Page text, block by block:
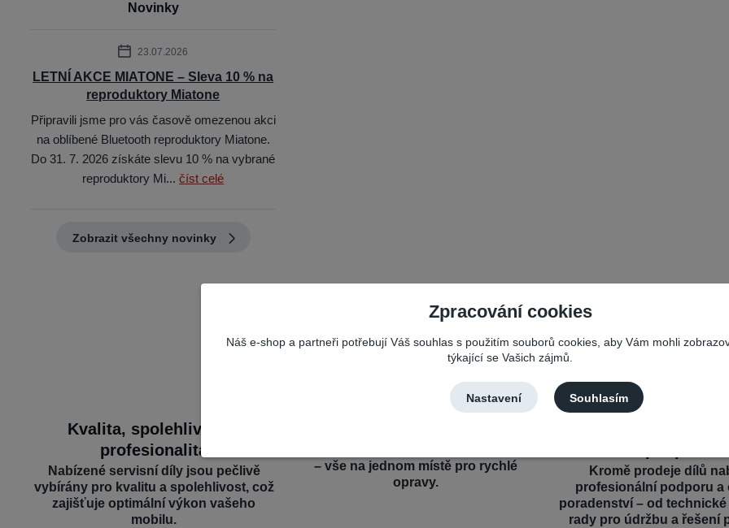
Novinky
23.07.2026
LETNÍ AKCE MIATONE – Sleva 10 % na
reproduktory Miatone
Připravili jsme pro vás časově omezenou akci
na oblíbené Bluetooth reproduktory Miatone.
Do 31. 7. 2026 získáte slevu 10 % na vybrané
reproduktory Mi...číst celé
Zobrazit všechny novinky
Kvalita, spolehlivost a
profesionalita
Nabízené servisní díly jsou pečlivě
vybírány pro kvalitu a spolehlivost, což
zajišťuje optimální výkon vašeho
mobilu.
– vše na jednom místě pro rychlé
opravy.
Kromě prodeje dílů
profesionální podporu a
poradenství – od
rady pro údržbu a řešení
Zpracování cookies
Náš e-shop a partneři potřebují Váš souhlas s použitím souborů cookies, aby Vám mohli
týkající se Vašich zájmů.
Nastavení Souhlasím